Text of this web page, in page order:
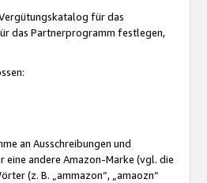
für das
das Partnerprogramm festlegen,
an Ausschreibungen und
andere Amazon-Marke (vgl. die
(z. B. „ammazon“, „amaozn“